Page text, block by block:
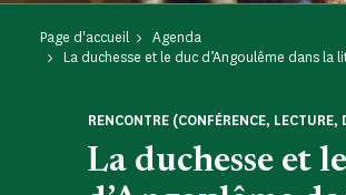
Page d'accueil
Agenda
La duchesse et le duc d’Angoulême dans la
La duchesse et
RENCONTRE (CONFÉRENCE, LECTURE,